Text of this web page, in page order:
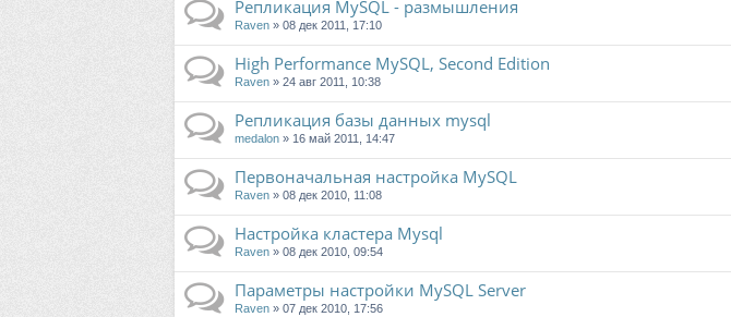
Репликация MySQL - размышления
Raven » 08 дек 2011, 17:10
High Performance MySQL, Second Edition
Raven » 24 авг 2011, 10:38
Репликация базы данных mysql
medalon » 16 май 2011, 14:47
Первоначальная настройка MySQL
Raven » 08 дек 2010, 11:08
Настройка кластера Mysql
Raven » 08 дек 2010, 09:54
Параметры настройки MySQL Server
Raven » 07 дек 2010, 17:56